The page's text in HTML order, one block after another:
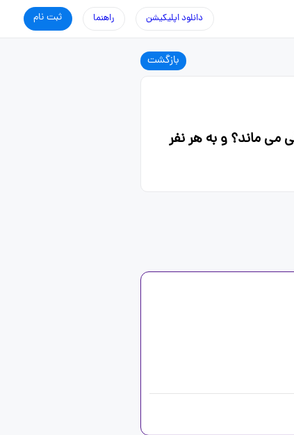
ثبت نام راهنما دانلود اپلیکیشن
بازگشت
باشد و آن را به ۲۳ نفر بده چقدر باقی می ماند؟ و به هر نفر